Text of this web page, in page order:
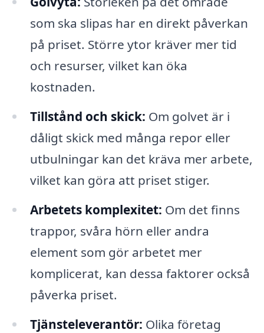
som ska slipas har en direkt påverkan
på priset. Större ytor kräver mer tid
och resurser, vilket kan öka
kostnaden.
Tillstånd och skick: Om golvet är i
dåligt skick med många repor eller
utbulningar kan det kräva mer arbete,
vilket kan göra att priset stiger.
Arbetets komplexitet: Om det finns
trappor, svåra hörn eller andra
element som gör arbetet mer
komplicerat, kan dessa faktorer också
påverka priset.
Tjänsteleverantör: Olika företag